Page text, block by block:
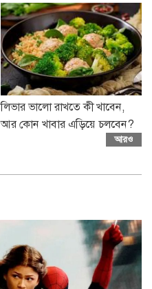
লিভার ভালো রাখতে কী খাবেন,
আর কোন খাবার এড়িয়ে চলবেন?
আরও